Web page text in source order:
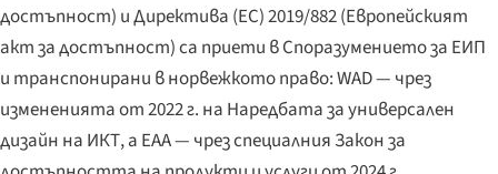
достъпност) и Директива (ЕС) 2019/882 (Европейският
акт за достъпност) са приети в Споразумението за ЕИП
и транспонирани в норвежкото право: WAD — чрез
измененията от 2022 г. на Наредбата за универсален
дизайн на ИКТ, а EAA — чрез специалния Закон за